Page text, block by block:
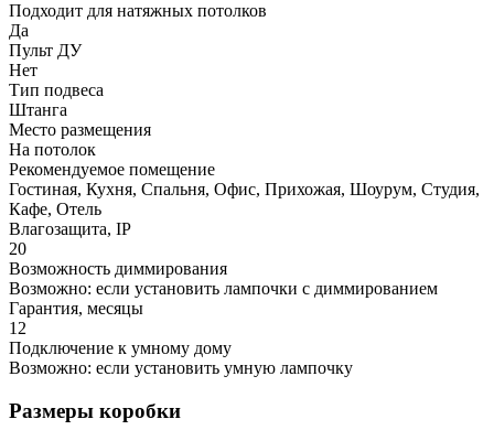
Подходит для натяжных потолков
Да
Пульт ДУ
Нет
Тип подвеса
Штанга
Место размещения
На потолок
Рекомендуемое помещение
Гостиная, Кухня, Спальня, Офис, Прихожая, Шоурум, Студия,
Кафе, Отель
Влагозащита, IP
20
Возможность диммирования
Возможно: если установить лампочки с диммированием
Гарантия, месяцы
12
Подключение к умному дому
Возможно: если установить умную лампочку
Размеры коробки